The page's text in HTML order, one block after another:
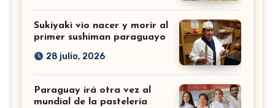
Sukiyaki vio nacer y morir al
primer sushiman paraguayo
28 julio, 2026
Paraguay irá otra vez al
mundial de la pastelería